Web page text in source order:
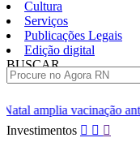
Cultura
Serviços
Publicações Legais
Edição digital
BUSCAR
antirrábica neste sábado
Pular
Investimentos